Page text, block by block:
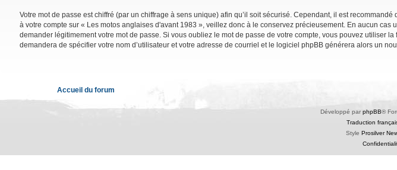
Votre mot de passe est chiffré (par un chiffrage à sens unique) afin qu’il soit sécurisé. Cependant, il est
à votre compte sur « Les motos anglaises d'avant 1983 », veillez donc à le conservez précieusement. En aucun
demander légitimement votre mot de passe. Si vous oubliez le mot de passe de votre compte, vous pouvez utiliser
demandera de spécifier votre nom d’utilisateur et votre adresse de courriel et le logiciel phpBB générera alors un
Accueil du forum
Développé par phpBB®
Traduction
Style Prosilver